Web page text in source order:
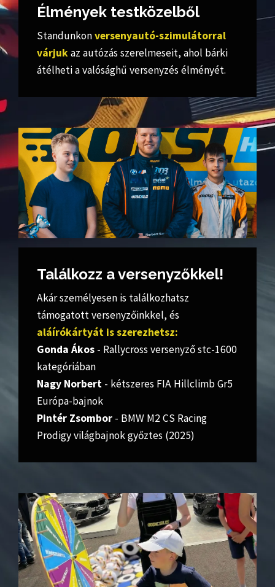
Élmények testközelből
Standunkonversenyautó-szimulátorral
várjukaz autózás szerelmeseit, ahol bárki
átélheti a valósághű versenyzés élményét.
Találkozz a versenyzőkkel!
Akár személyesen is találkozhatsz
támogatott versenyzőinkkel, és
aláírókártyát is szerezhetsz:
Gonda Ákos - Rallycross versenyző stc-1600
kategóriában
Nagy Norbert - kétszeres FIA Hillclimb Gr5
Európa-bajnok
Pintér Zsombor - BMW M2 CS Racing
Prodigy világbajnok győztes (2025)